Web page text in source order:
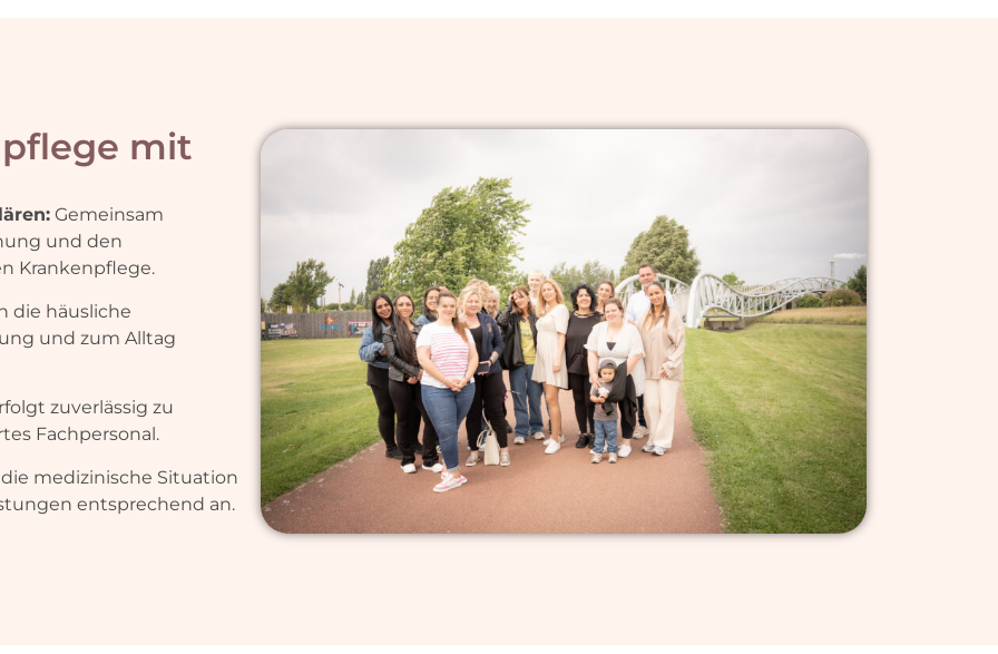
mit
Gemeinsam
und den
Krankenpflege.
die häusliche
und zum Alltag
zuverlässig zu
Fachpersonal.
medizinische Situation
entsprechend an.